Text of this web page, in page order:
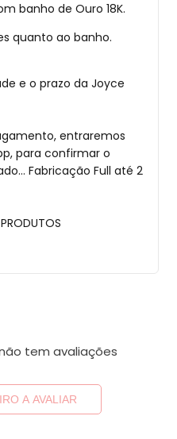
banho de Ouro 18K.
quanto ao banho.
e o prazo da Joyce
entraremos
para confirmar o
Fabricação Full até 2
tem avaliações
A AVALIAR